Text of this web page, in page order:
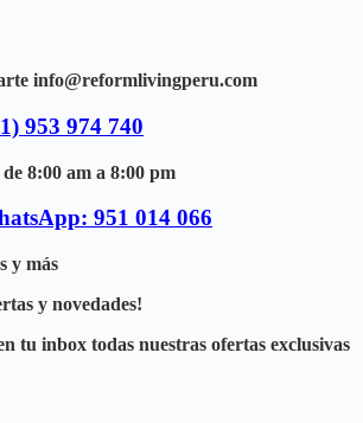
info@reformlivingperu.com
953 974 740
8:00 am a 8:00 pm
951 014 066
y más
y novedades!
tu inbox todas nuestras ofertas exclusivas